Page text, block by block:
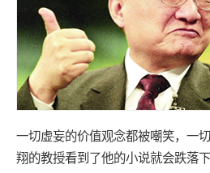
一切虚妄的价值观念都被嘲笑，一
翔的教授看到了他的小说就会跌落